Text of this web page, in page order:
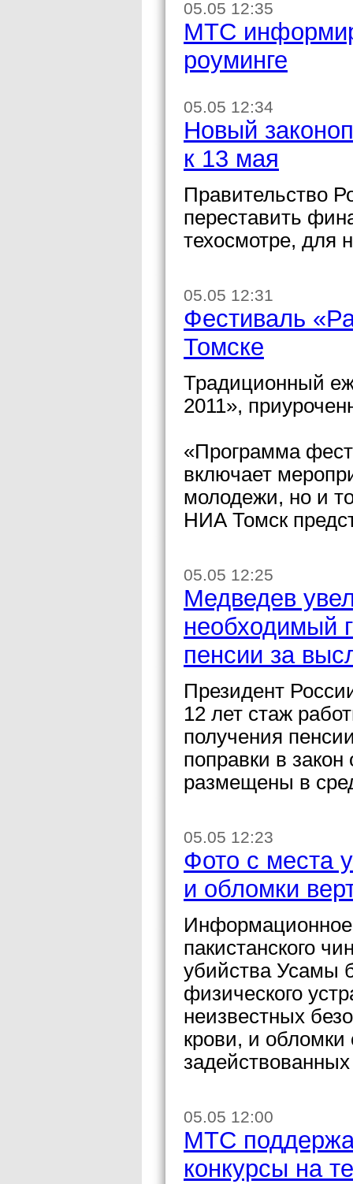
05.05 12:35
МТС
роуминге
05.05 12:34
Новый
к 13 мая
Правительство
переставить
техосмотре, для
05.05 12:31
Фестиваль
Томске
Традиционный
2011»,
«Программа
включает
молодежи, но и
НИА Томск
05.05 12:25
Медведев
необходимый
пенсии за
Президент
12 лет стаж
получения
поправки в
размещены в
05.05 12:23
Фото с места
и обломки
Информационное
пакистанского
убийства Усамы
физического
неизвестных
крови, и обломки
05.05 12:00
МТС
конкурсы на